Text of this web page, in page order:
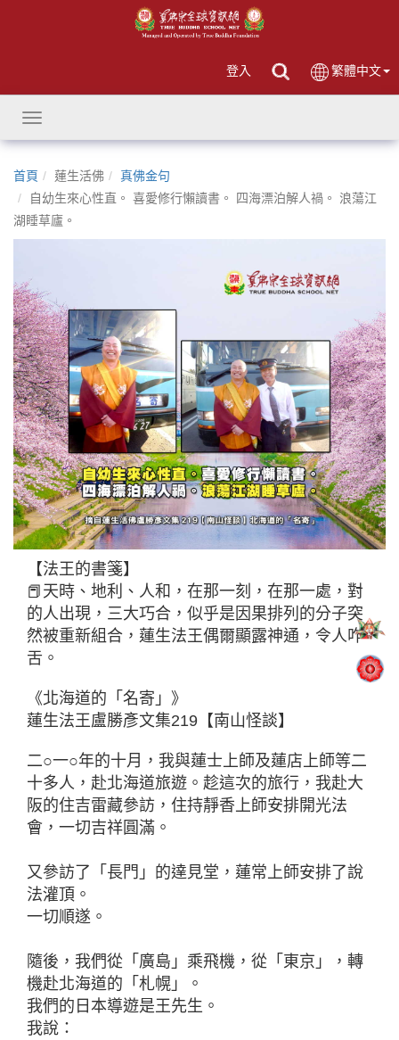
登入 繁體中文
Toggle
navigation
首頁 蓮生活佛
真佛金句
自幼生來心性直。 喜愛修行懶讀書。 四海漂泊解人禍。 浪蕩江
湖睡草廬。
【法王的書箋】
📕天時、地利、人和，在那一刻，在那一處，對
的人出現，三大巧合，似乎是因果排列的分子突
然被重新組合，蓮生法王偶爾顯露神通，令人咋
舌。
《北海道的「名寄」》
蓮生法王盧勝彥文集219【南山怪談】
二○一○年的十月，我與蓮士上師及蓮店上師等二
十多人，赴北海道旅遊。趁這次的旅行，我赴大
阪的住吉雷藏參訪，住持靜香上師安排開光法
會，一切吉祥圓滿。
又參訪了「長門」的達見堂，蓮常上師安排了說
法灌頂。
一切順遂。
隨後，我們從「廣島」乘飛機，從「東京」，轉
機赴北海道的「札幌」。
我們的日本導遊是王先生。
我說：